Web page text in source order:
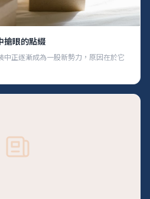
搶眼的點綴
中正逐漸成為一股新勢力，原因在於它